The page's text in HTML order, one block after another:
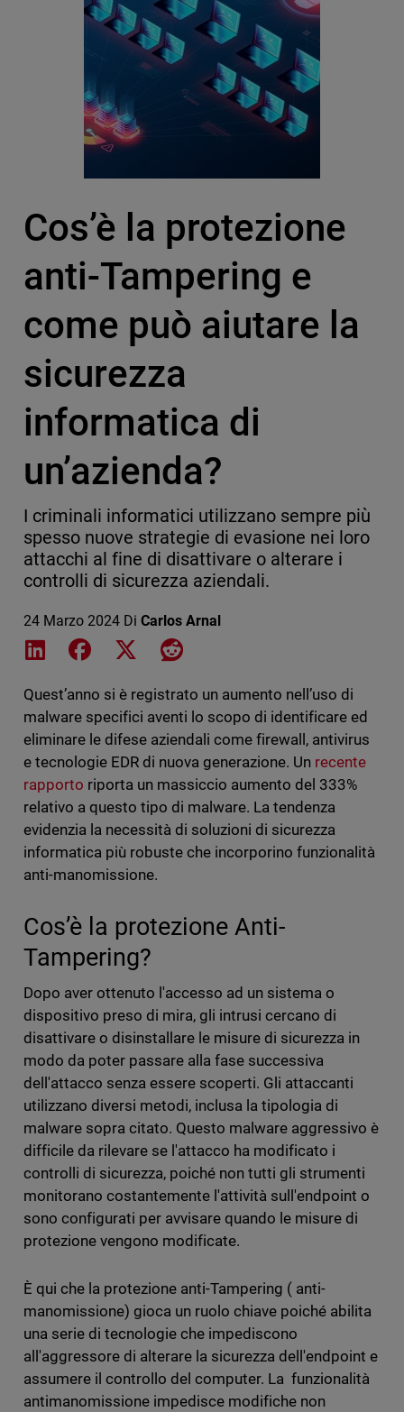
Cos’è la protezione
anti-Tampering e
come può aiutare la
sicurezza
informatica di
un’azienda?
I criminali informatici utilizzano sempre più
spesso nuove strategie di evasione nei loro
attacchi al fine di disattivare o alterare i
controlli di sicurezza aziendali.
24 Marzo 2024 Di Carlos Arnal
Share on LinkedIn
Share on Facebook
Share on XShare on Reddit
Quest’anno si è registrato un aumento nell’uso di
malware specifici aventi lo scopo di identificare ed
eliminare le difese aziendali come firewall, antivirus
e tecnologie EDR di nuova generazione. Un recente
rapporto riporta un massiccio aumento del 333%
relativo a questo tipo di malware. La tendenza
evidenzia la necessità di soluzioni di sicurezza
informatica più robuste che incorporino funzionalità
anti-manomissione.
Cos’è la protezione Anti-
Tampering?
Dopo aver ottenuto l'accesso ad un sistema o
dispositivo preso di mira, gli intrusi cercano di
disattivare o disinstallare le misure di sicurezza in
modo da poter passare alla fase successiva
dell'attacco senza essere scoperti. Gli attaccanti
utilizzano diversi metodi, inclusa la tipologia di
malware sopra citato. Questo malware aggressivo è
difficile da rilevare se l'attacco ha modificato i
controlli di sicurezza, poiché non tutti gli strumenti
monitorano costantemente l'attività sull'endpoint o
sono configurati per avvisare quando le misure di
protezione vengono modificate.
È qui che la protezione anti-Tampering ( anti-
manomissione) gioca un ruolo chiave poiché abilita
una serie di tecnologie che impediscono
all'aggressore di alterare la sicurezza dell'endpoint e
assumere il controllo del computer. La funzionalità
antimanomissione impedisce modifiche non